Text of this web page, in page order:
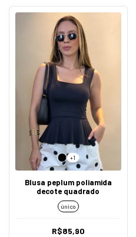
+1
Blusa peplum poliamida
decote quadrado
único
R$85,90